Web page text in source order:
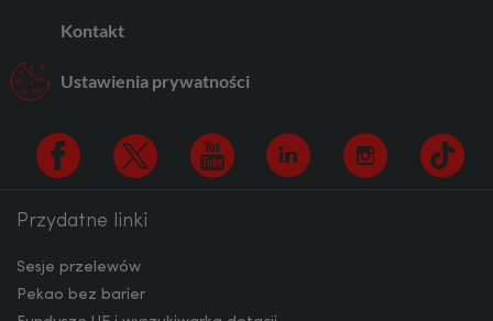
CAD
Kontakt
Ustawienia prywatności
FacebookTwitter
Przydatne linki
Sesje przelewów
Pekao bez barier